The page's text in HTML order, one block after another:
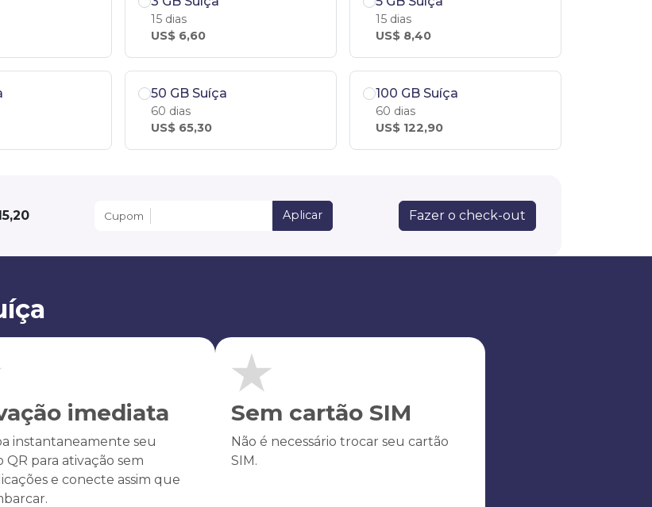
15 dias
US$ 6,60
15 dias
US$ 8,40
50 GB Suíça
60 dias
US$ 65,30
100 GB Suíça
60 dias
US$ 122,90
Cupom Aplicar Fazer o check-out
imediata
instantaneamente seu
QR para ativação sem
e conecte assim que
Sem cartão SIM
Não é necessário trocar seu cartão
SIM.